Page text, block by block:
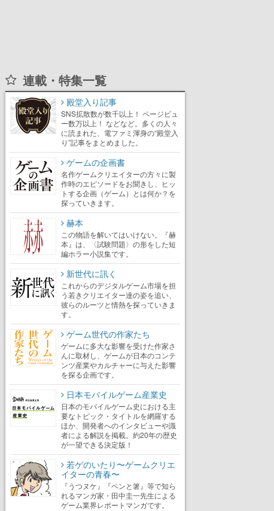
連載・特集一覧
殿堂入り記事
SNS拡散数が数千以上！ ページビュ
ー数万以上！ などなど。多くの人々
に読まれた、電ファミ渾身の“殿堂入
り”記事をまとめました。
ゲームの企画書
名作ゲームクリエイターの方々に製
作時のエピソードをお聞きし、ヒッ
トする企画（ゲーム）とは何か？を
探っていきます。
赫本
この物語を解いてはいけない。『赫
本』は、〈試験問題〉の形をした短
編ホラー小説集です。
新世代に訊く
これからのデジタルゲーム市場を担
う若きクリエイター達の姿を追い、
彼らのルーツと情熱を探っていきま
す。
ゲーム世代の作家たち
ゲームに多大な影響を受けた作家さ
んに取材し、ゲームが日本のコンテ
ンツ産業やカルチャーに与えた影響
を探る企画です。
日本モバイルゲーム産業史
日本のモバイルゲーム史における主
要なトピック・タイトルを網羅する
ほか、開発者へのインタビューや識
者による解説を掲載。約20年の歴史
が一望できる決定版！
若ゲのいたり〜ゲームクリエ
イターの青春〜
『うつヌケ』『ペンと箸』等で知ら
れるマンガ家・田中圭一先生による
ゲーム業界レポートマンガです。